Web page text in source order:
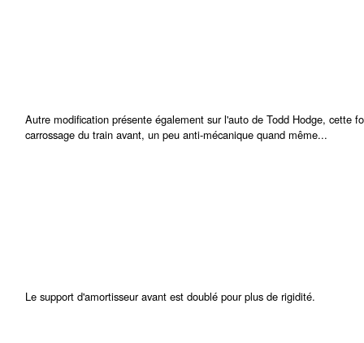
Autre modification présente également sur l'auto de Todd Hodge, cette
carrossage du train avant, un peu anti-mécanique quand même...
Le support d'amortisseur avant est doublé pour plus de rigidité.